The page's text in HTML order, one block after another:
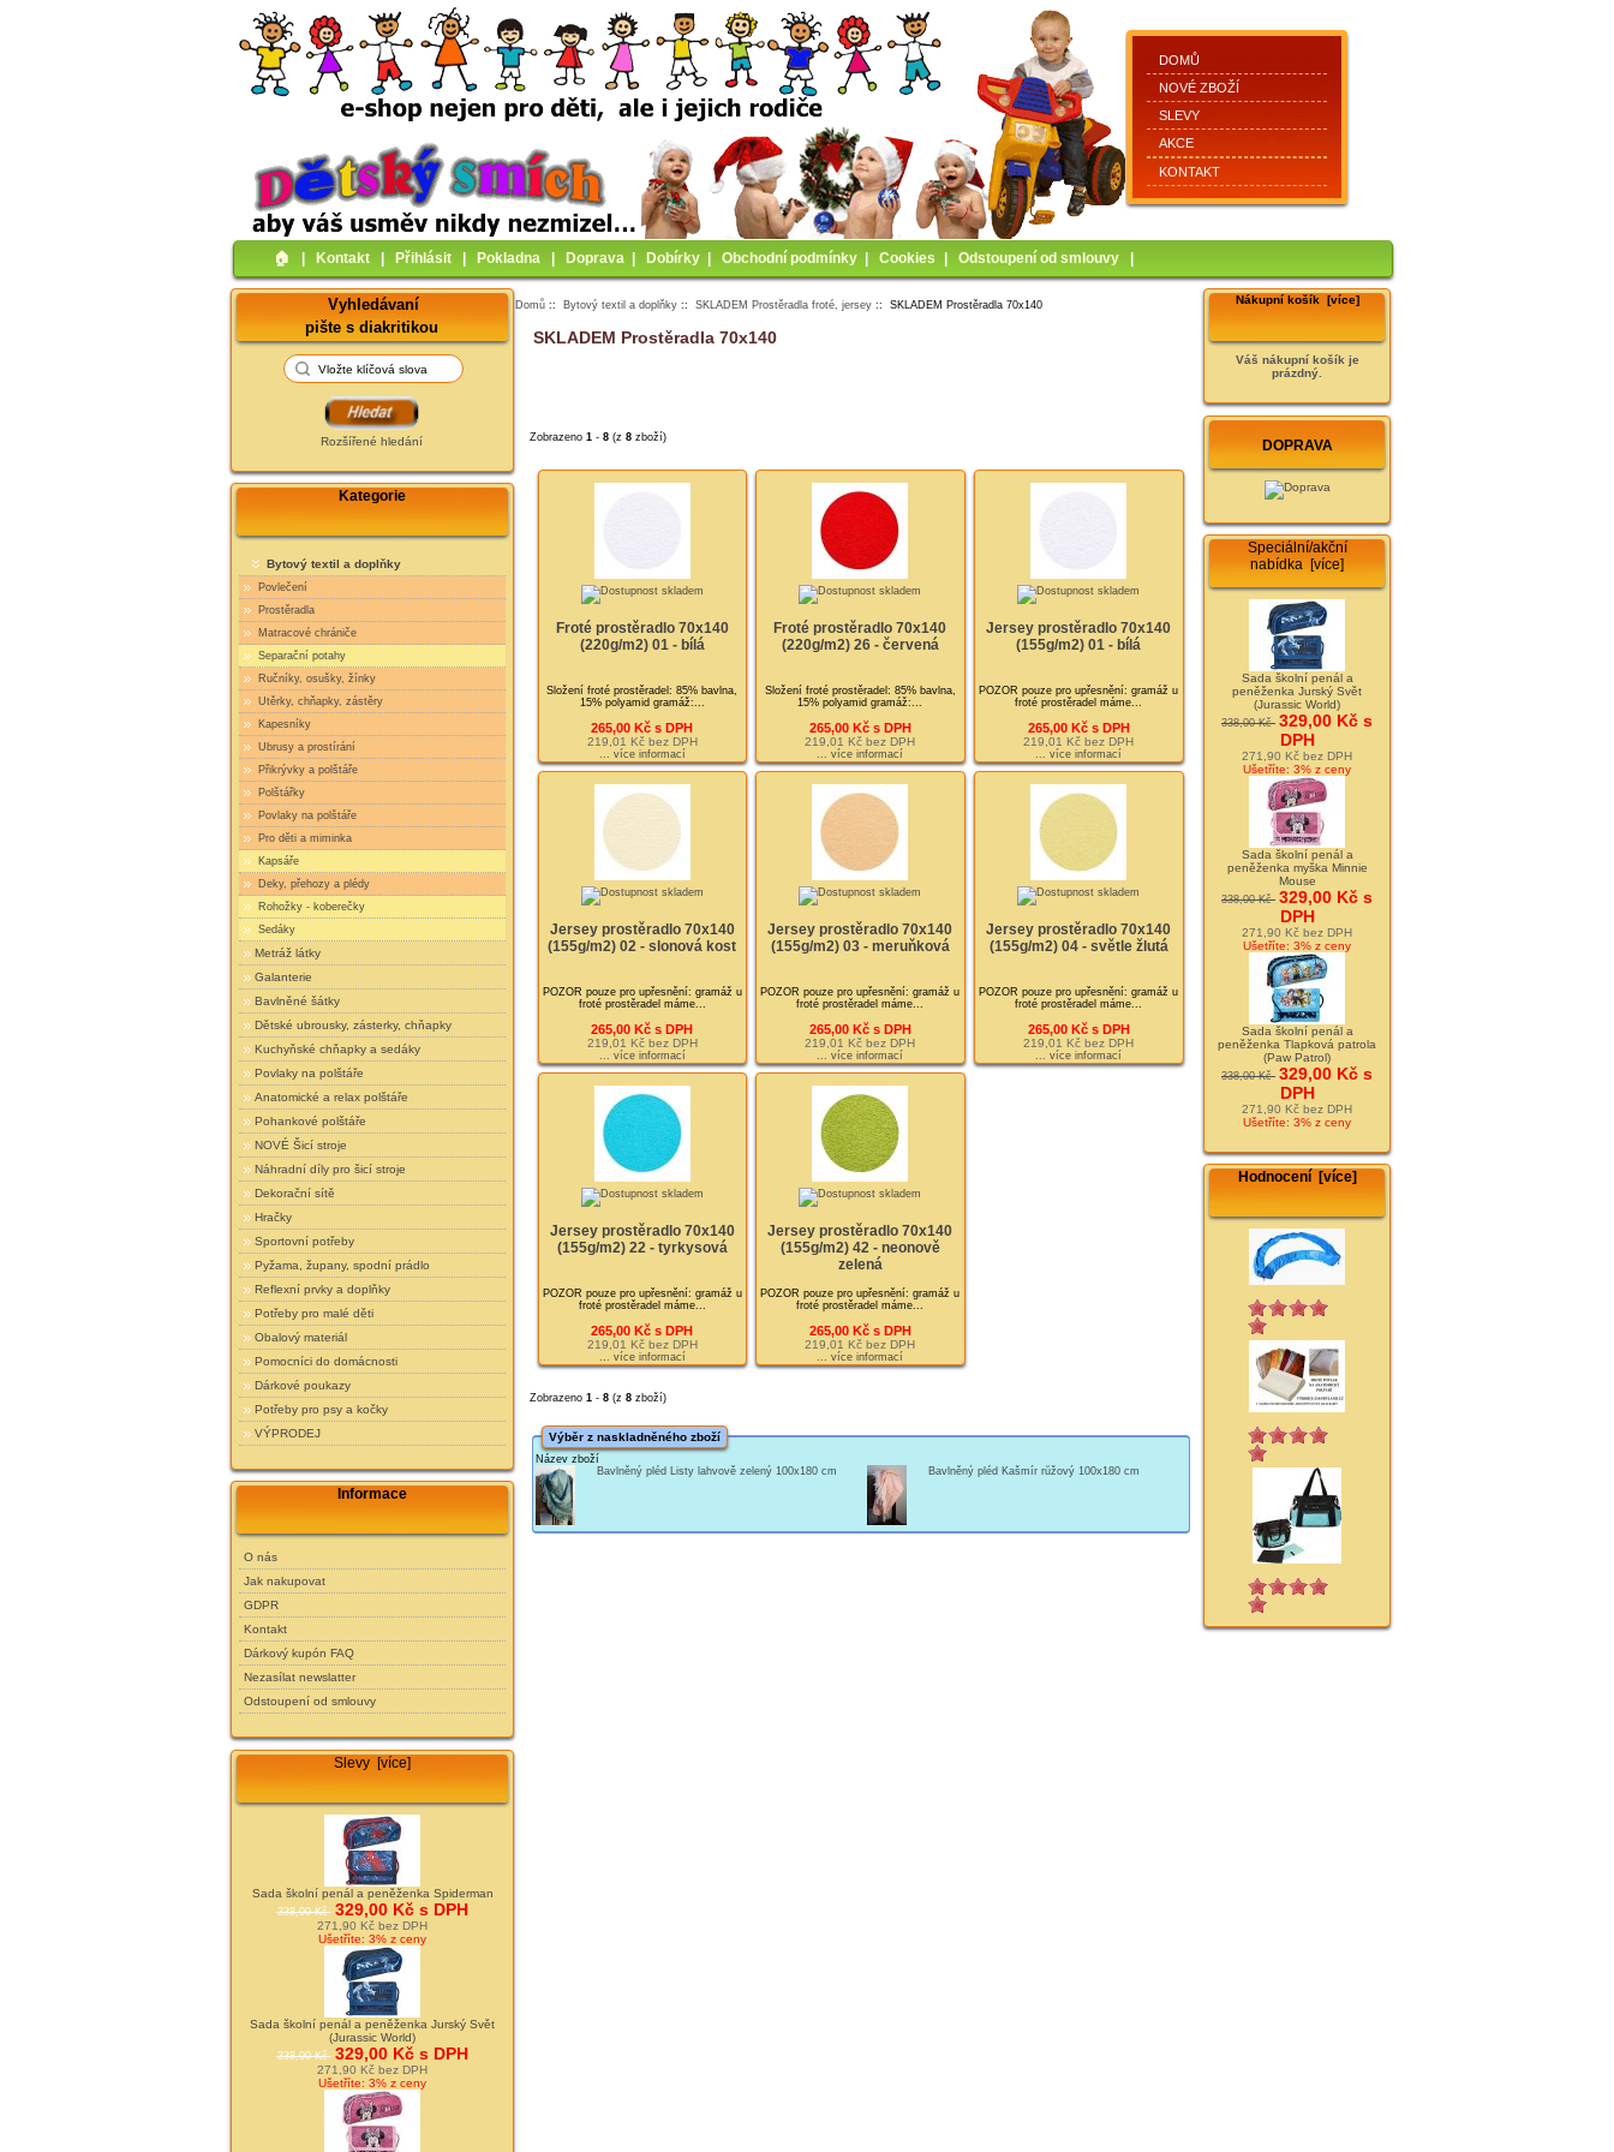
DOMŮ
NOVÉ ZBOŽÍ
SLEVY
AKCE
KONTAKT
🏠︎ Kontakt Přihlásit Pokladna Doprava Dobírky Obchodní podmínky Cookies Odstoupení od smlouvy
Vyhledávaní
pište s diakritikou
Rozšířené hledání
Kategorie
Bytový textil a doplňky
Povlečení
Prostěradla
Matracové chrániče
Separační potahy
Ručníky, osušky, žínky
Utěrky, chňapky, zástěry
Kapesníky
Ubrusy a prostírání
Přikrývky a polštáře
Polštářky
Povlaky na polštáře
Pro děti a miminka
Kapsáře
Deky, přehozy a plédy
Rohožky - koberečky
Sedáky
Metráž látky
Galanterie
Bavlněné šátky
Dětské ubrousky, zásterky, chňapky
Kuchyňské chňapky a sedáky
Povlaky na polštáře
Anatomické a relax polštáře
Pohankové polštáře
NOVÉ Šicí stroje
Náhradní díly pro šicí stroje
Dekorační sítě
Hračky
Sportovní potřeby
Pyžama, župany, spodní prádlo
Reflexní prvky a doplňky
Potřeby pro malé děti
Obalový materiál
Pomocníci do domácnosti
Dárkové poukazy
Potřeby pro psy a kočky
VÝPRODEJ
Informace
O nás
Jak nakupovat
GDPR
Kontakt
Dárkový kupón FAQ
Nezasílat newslatter
Odstoupení od smlouvy
Slevy [více]
Sada školní penál a peněženka Spiderman
338,00 Kč 329,00 Kč s DPH
271,90 Kč bez DPH
Ušetříte: 3% z ceny
Sada školní penál a peněženka Jurský Svět
(Jurassic World)
338,00 Kč 329,00 Kč s DPH
271,90 Kč bez DPH
Ušetříte: 3% z ceny
Domů :: Bytový textil a doplňky ::SKLADEM Prostěradla froté, jersey :: SKLADEM Prostěradla 70x140
SKLADEM Prostěradla 70x140
Zobrazeno 1 - 8(z 8zboží)
Froté prostěradlo 70x140
(220g/m2) 01 - bílá
Složení froté prostěradel: 85% bavlna,
15% polyamid gramáž:...
265,00 Kč s DPH
219,01 Kč bez DPH
... více informací
Froté prostěradlo 70x140
(220g/m2) 26 - červená
Složení froté prostěradel: 85% bavlna,
15% polyamid gramáž:...
265,00 Kč s DPH
219,01 Kč bez DPH
... více informací
Jersey prostěradlo 70x140
(155g/m2) 01 - bílá
POZOR pouze pro upřesnění: gramáž u
froté prostěradel máme...
265,00 Kč s DPH
219,01 Kč bez DPH
... více informací
Jersey prostěradlo 70x140
(155g/m2) 02 - slonová kost
POZOR pouze pro upřesnění: gramáž u
froté prostěradel máme...
265,00 Kč s DPH
219,01 Kč bez DPH
... více informací
Jersey prostěradlo 70x140
(155g/m2) 03 - meruňková
POZOR pouze pro upřesnění: gramáž u
froté prostěradel máme...
265,00 Kč s DPH
219,01 Kč bez DPH
... více informací
Jersey prostěradlo 70x140
(155g/m2) 04 - světle žlutá
POZOR pouze pro upřesnění: gramáž u
froté prostěradel máme...
265,00 Kč s DPH
219,01 Kč bez DPH
... více informací
Jersey prostěradlo 70x140
(155g/m2) 22 - tyrkysová
POZOR pouze pro upřesnění: gramáž u
froté prostěradel máme...
265,00 Kč s DPH
219,01 Kč bez DPH
... více informací
Jersey prostěradlo 70x140
(155g/m2) 42 - neonově
zelená
POZOR pouze pro upřesnění: gramáž u
froté prostěradel máme...
265,00 Kč s DPH
219,01 Kč bez DPH
... více informací
Zobrazeno 1 - 8(z 8zboží)
Výběr z naskladněného zboží
Název zboží
Bavlněný pléd Listy lahvově zelený 100x180 cm
Bavlněný pléd Kašmír růžový 100x180 cm
Nákupní košík [více]
Váš nákupní košík je
prázdný.
DOPRAVA
Speciální/akční
nabídka [více]
Sada školní penál a
peněženka Jurský Svět
(Jurassic World)
338,00 Kč 329,00 Kč s
DPH
271,90 Kč bez DPH
Ušetříte: 3% z ceny
Sada školní penál a
peněženka myška Minnie
Mouse
338,00 Kč 329,00 Kč s
DPH
271,90 Kč bez DPH
Ušetříte: 3% z ceny
Sada školní penál a
peněženka Tlapková patrola
(Paw Patrol)
338,00 Kč 329,00 Kč s
DPH
271,90 Kč bez DPH
Ušetříte: 3% z ceny
Hodnocení [více]